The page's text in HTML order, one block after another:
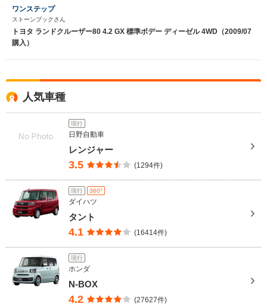
ワンステップ
ストーンブックさん
トヨタ ランドクルーザー80 4.2 GX 標準ボデー ディーゼル 4WD（2009/07
購入）
人気車種
現行
日野自動車
レンジャー
3.5 (1294件)
現行 360°
ダイハツ
タント
4.1 (16414件)
現行
ホンダ
N-BOX
4.2 (27627件)